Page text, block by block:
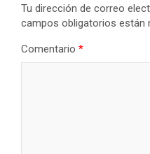
Tu dirección de correo
campos obligatorios están
Comentario *